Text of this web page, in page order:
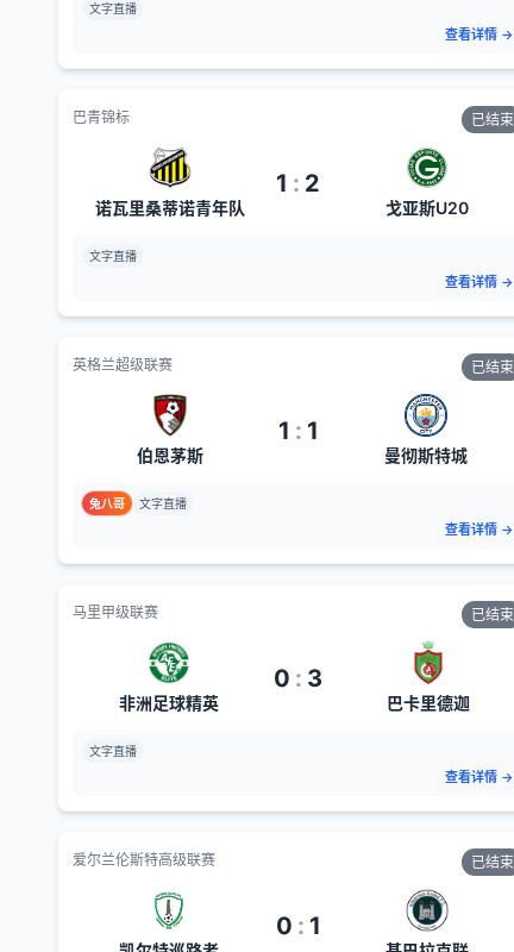
文字直播
查看详情 →
巴青锦标 已结束
诺瓦里桑蒂诺青年队
1 : 2
戈亚斯U20
文字直播
查看详情 →
英格兰超级联赛 已结束
伯恩茅斯
1 : 1
曼彻斯特城
兔八哥 文字直播
查看详情 →
马里甲级联赛 已结束
非洲足球精英
0 : 3
巴卡里德迦
文字直播
查看详情 →
爱尔兰伦斯特高级联赛 已结束
0 : 1